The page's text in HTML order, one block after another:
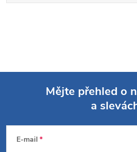
Mějte přehled o
a
E-mail